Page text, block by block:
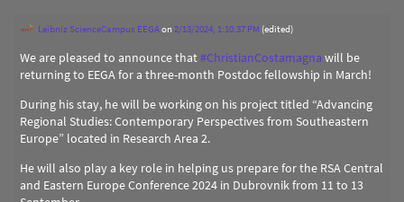
Leibniz ScienceCampus EEGAon2/13/2024, 1:10:37 PM (edited)
We are pleased to announce that#ChristianCostamagna will be
returning to EEGA for a three-month Postdoc fellowship in March!
During his stay, he will be working on his project titled “Advancing
Regional Studies: Contemporary Perspectives from Southeastern
Europe” located in Research Area 2.
He will also play a key role in helping us prepare for the RSA Central
and Eastern Europe Conference 2024 in Dubrovnik from 11 to 13